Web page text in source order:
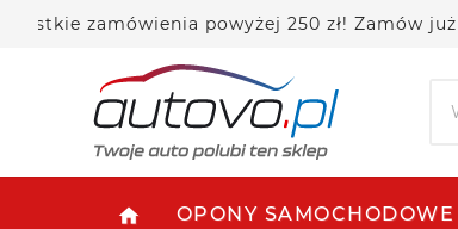
zamówienia powyżej 250 zł! Zamów już dziś
home OPONY SAMOCHODOWE